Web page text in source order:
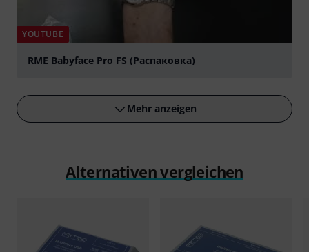
YOUTUBE
RME Babyface Pro FS (Распаковка)
Mehr anzeigen
Alternativen vergleichen